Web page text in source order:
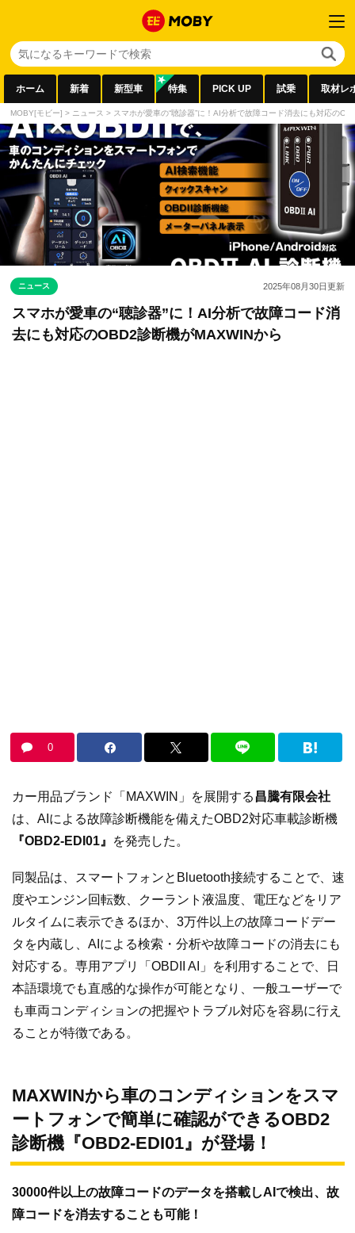
ホーム 新着 新型車 特集 PICK UP 試乗 取材レ
MOBY[モビー] > ニュース > スマホが愛車の“聴診器”に！AI分析で故障コード消去にも対応の
ニュース 2025年08月30日更新
スマホが愛車の“聴診器”に！AI分析で故障コード消
去にも対応のOBD2診断機がMAXWINから
0
カー用品ブランド「MAXWIN」を展開する 昌騰有限会社
は、AIによる故障診断機能を備えたOBD2対応車載診断機
『OBD2-EDI01』
を発売した。
同製品は、スマートフォンとBluetooth接続することで、速
度やエンジン回転数、クーラント液温度、電圧などをリア
ルタイムに表示できるほか、3万件以上の故障コードデー
タを内蔵し、AIによる検索・分析や故障コードの消去にも
対応する。専用アプリ「OBDII AI」を利用することで、日
本語環境でも直感的な操作が可能となり、一般ユーザーで
も車両コンディションの把握やトラブル対応を容易に行え
ることが特徴である。
MAXWINから車のコンディションをスマ
ートフォンで簡単に確認ができるOBD2
診断機『OBD2-EDI01』が登場！
30000件以上の故障コードのデータを搭載しAIで検出、故
障コードを消去することも可能！